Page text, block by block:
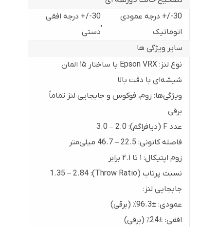
30-/+ درجه عمودی
اتوماتیک
,
30-/+ درجه افقی
دستی
سایر ویژگی ها
نوع لنز: Epson VRX با ساختار ۱۵ المان
شیشه‌ای با دقت بالا
ویژگی‌ها: زوم، فوکوس و جابجایی لنز تماماً
برقی
عدد F (دیافراگم): 2.0 – 3.0
فاصله کانونی: 22.5 – 46.7 میلی‌متر
زوم اپتیکال: ۱ تا ۲.۱ برابر
نسبت پرتاب (Throw Ratio): 1.35 – 2.84
جابجایی لنز:
عمودی: ±96.3٪ (برقی)
افقی: ±24٪ (برقی)